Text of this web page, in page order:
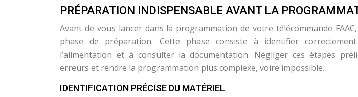
PRÉPARATION INDISPENSABLE AVANT LA
Avant de vous lancer dans la programmation de votre télécommande
phase de préparation. Cette phase consiste à identifier
l’alimentation et à consulter la documentation. Négliger ces étapes
erreurs et rendre la programmation plus complexe, voire impossible.
IDENTIFICATION PRÉCISE DU MATÉRIEL